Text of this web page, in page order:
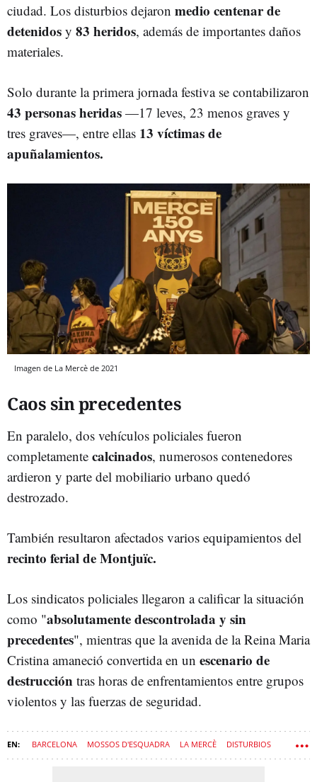
ciudad. Los disturbios dejaron medio centenar de
detenidos y 83 heridos, además de importantes daños
materiales.
Solo durante la primera jornada festiva se contabilizaron
43 personas heridas —17 leves, 23 menos graves y
tres graves—, entre ellas 13 víctimas de
apuñalamientos.
Imagen de La Mercè de 2021
Caos sin precedentes
En paralelo, dos vehículos policiales fueron
completamente calcinados, numerosos contenedores
ardieron y parte del mobiliario urbano quedó
destrozado.
También resultaron afectados varios equipamientos del
recinto ferial de Montjuïc.
Los sindicatos policiales llegaron a calificar la situación
como "absolutamente descontrolada y sin
precedentes", mientras que la avenida de la Reina Maria
Cristina amaneció convertida en un escenario de
destrucción tras horas de enfrentamientos entre grupos
violentos y las fuerzas de seguridad.
BARCELONA MOSSOS D'ESQUADRA LA MERCÈ DISTURBIOS